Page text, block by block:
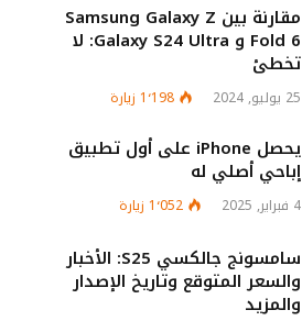
مقارنة بين Samsung Galaxy Z
Fold 6 و Galaxy S24 Ultra: لا
تخطئ
25 يوليو, 2024 1٬198 زيارة
يحصل iPhone على أول تطبيق
إباحي أصلي له
4 فبراير, 2025 1٬052 زيارة
سامسونج جالكسي S25: الأخبار
والسعر المتوقع وتاريخ الإصدار
والمزيد